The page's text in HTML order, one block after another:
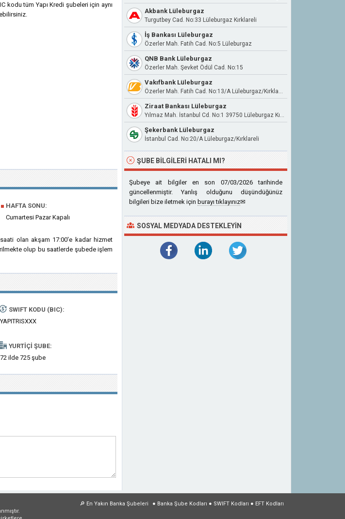
kodu tüm Yapı Kredi şubeleri için aynı
■ HAFTA SONU:
Cumartesi Pazar Kapalı
olan akşam 17:00'e kadar hizmet
olup bu saatlerde şubede işlem
SWIFT KODU (BIC):
YAPITRISXXX
YURTIÇI ŞUBE:
72 ilde 725 şube
Akbank Lüleburgaz
Turgutbey Cad. No:33 Lüleburgaz Kırklareli
İş Bankası Lüleburgaz
Özerler Mah. Fatih Cad. No:5 Lüleburgaz
QNB Bank Lüleburgaz
Özerler Mah. Şevket Ödül Cad. No:15
Vakıfbank Lüleburgaz
Özerler Mah. Fatih Cad. No:13/A Lüleburgaz/Kırklareli
Ziraat Bankası Lüleburgaz
Yılmaz Mah. İstanbul Cd. No:1 39750 Lüleburgaz Kırklareli
Şekerbank Lüleburgaz
İstanbul Cad. No:20/A Lüleburgaz/Kırklareli
ŞUBE BILGILERI HATALI MI?
Şubeye ait bilgiler en son 07/03/2026 tarihinde
güncellenmiştir. Yanlış olduğunu düşündüğünüz
bilgileri bize iletmek için burayı tıklayınız✉
SOSYAL MEDYADA DESTEKLEYIN
● Banka Şube Kodları ● SWIFT Kodları ● EFT Kodları
🔎 En Yakın Banka Şubeleri